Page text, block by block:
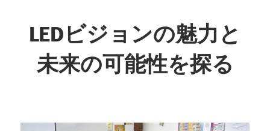
LEDビジョンの魅力と
未来の可能性を探る
を